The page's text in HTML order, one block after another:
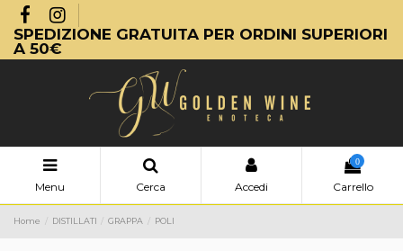
SPEDIZIONE GRATUITA PER ORDINI SUPERIORI
A 50€
Menu Cerca Accedi
0
Carrello
Home DISTILLATI GRAPPA POLI